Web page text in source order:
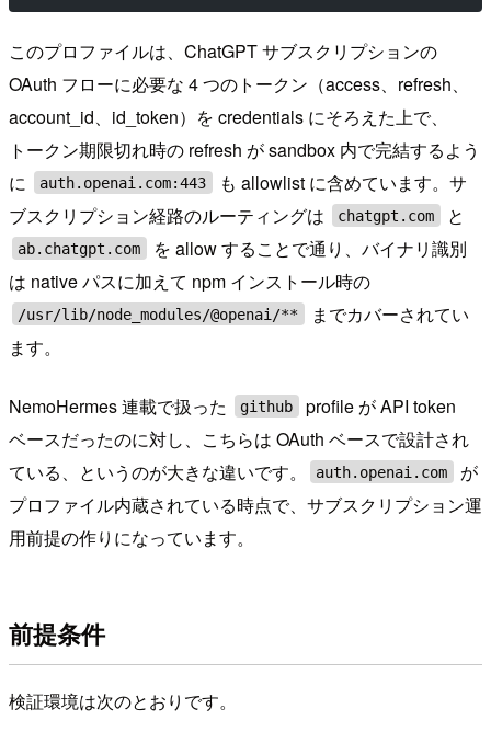
このプロファイルは、ChatGPT サブスクリプションの
OAuth フローに必要な 4 つのトークン（access、refresh、
account_id、id_token）を credentials にそろえた上で、
トークン期限切れ時の refresh が sandbox 内で完結するよう
に
auth.openai.com:443
も allowlist に含めています。サ
ブスクリプション経路のルーティングは
chatgpt.com と
ab.chatgpt.com
を allow することで通り、バイナリ識別
は native パスに加えて npm インストール時の
/usr/lib/node_modules/@openai/**
までカバーされてい
ます。
NemoHermes 連載で扱った github
profile が API token
ベースだったのに対し、こちらは OAuth ベースで設計され
ている、というのが大きな違いです。
auth.openai.com
が
プロファイル内蔵されている時点で、サブスクリプション運
用前提の作りになっています。
前提条件
検証環境は次のとおりです。